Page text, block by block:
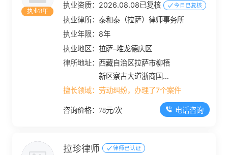
执业8年
执业资质： 2026.08.08已复核 今日已复核
执业律所：泰和泰（拉萨）律师事务所
执业年限： 8年
执业地区：拉萨–堆龙德庆区
律所地址：西藏自治区拉萨市柳梧
新区察古大道浙商国际9
栋10楼
擅长领域：劳动纠纷，办理了7个案件
咨询价格：78元/次 电话咨询
拉珍律师 律师已认证